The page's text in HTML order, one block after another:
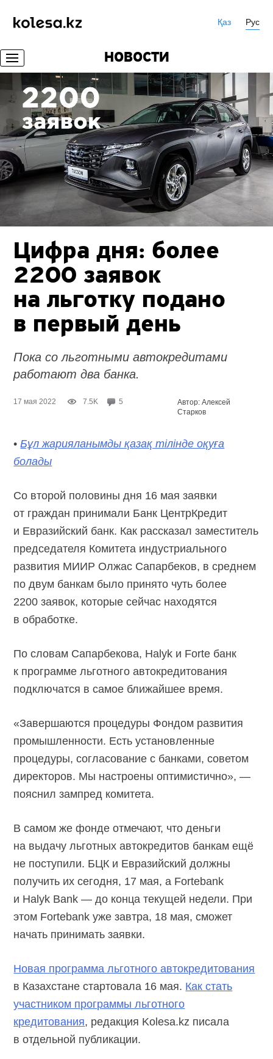
Қаз Рус
НОВОСТИ
Цифра дня: более
2200 заявок
на льготку подано
в первый день
Пока со льготными автокредитами
работают два банка.
17 мая 2022 7.5K 5
Автор: Алексей
Старков
•Бұл жарияланымды қазақ тілінде оқуға
болады
Со второй половины дня 16 мая заявки
от граждан принимали Банк ЦентрКредит
и Евразийский банк. Как рассказал заместитель
председателя Комитета индустриального
развития МИИР Олжас Сапарбеков, в среднем
по двум банкам было принято чуть более
2200 заявок, которые сейчас находятся
в обработке.
По словам Сапарбекова, Halyk и Forte банк
к программе льготного автокредитования
подключатся в самое ближайшее время.
«Завершаются процедуры Фондом развития
промышленности. Есть установленные
процедуры, согласование с банками, советом
директоров. Мы настроены оптимистично», —
пояснил зампред комитета.
В самом же фонде отмечают, что деньги
на выдачу льготных автокредитов банкам ещё
не поступили. БЦК и Евразийский должны
получить их сегодня, 17 мая, а Fortebank
и Halyk Bank — до конца текущей недели. При
этом Fortebank уже завтра, 18 мая, сможет
начать принимать заявки.
Новая программа льготного автокредитования
в Казахстане стартовала 16 мая. Как стать
участником программы льготного
кредитования, редакция Kolesa.kz писала
в отдельной публикации.